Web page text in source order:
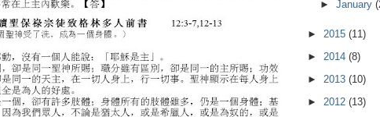
► January
► 2015 (11)
► 2014 (8)
► 2013 (10)
► 2012 (13)